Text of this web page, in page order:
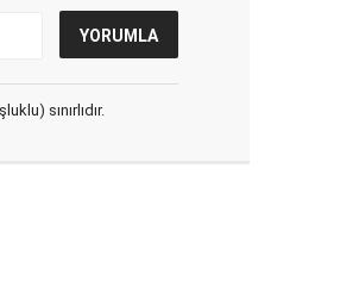
sınırlıdır.